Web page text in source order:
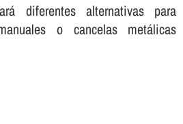
diferentes alternativas para
o cancelas metálicas